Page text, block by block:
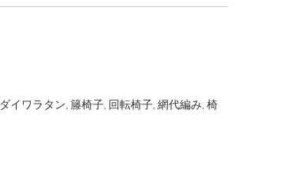
ダイワラタン, 籐椅子, 回転椅子, 網代編み, 椅